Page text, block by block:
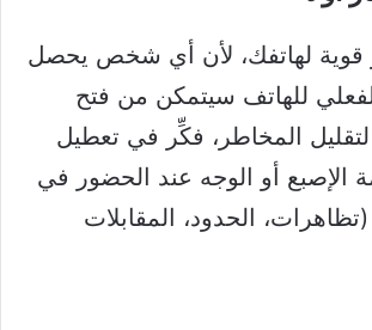
لهاتفك، لأن أي شخص يحصل
للهاتف سيتمكن من فتح
المخاطر، فكِّر في تعطيل
الإصبع أو الوجه عند الحضور في
الحدود، المقابلات